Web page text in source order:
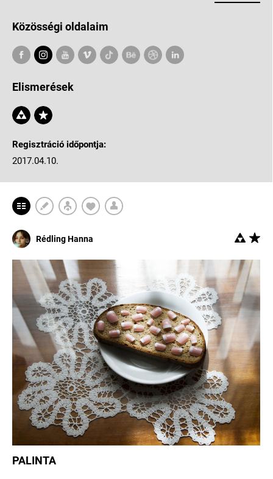
Közösségi oldalaim
Elismerések
Regisztráció időpontja:
2017.04.10.
Rédling Hanna
PALINTA